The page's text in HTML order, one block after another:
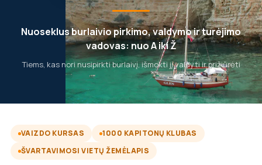
Nuoseklus burlaivio pirkimo, valdymo ir turėjimo
vadovas: nuo A iki Ž
Tiems, kas nori nusipirkti burlaivį, išmokti jį valdyti ir prižiūrėti
VAIZDO KURSAS
1000 KAPITONŲ KLUBAS
ŠVARTAVIMOSI VIETŲ ŽEMĖLAPIS